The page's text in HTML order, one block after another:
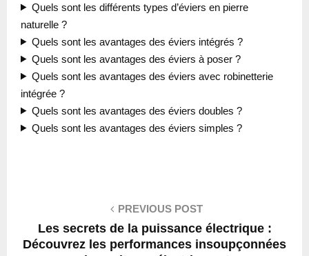
Quels sont les différents types d’éviers en pierre
naturelle ?
Quels sont les avantages des éviers intégrés ?
Quels sont les avantages des éviers à poser ?
Quels sont les avantages des éviers avec robinetterie
intégrée ?
Quels sont les avantages des éviers doubles ?
Quels sont les avantages des éviers simples ?
PREVIOUS POST
Les secrets de la puissance électrique :
Découvrez les performances insoupçonnées